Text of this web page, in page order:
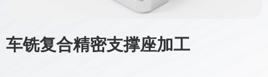
车铣复合精密支撑座加工